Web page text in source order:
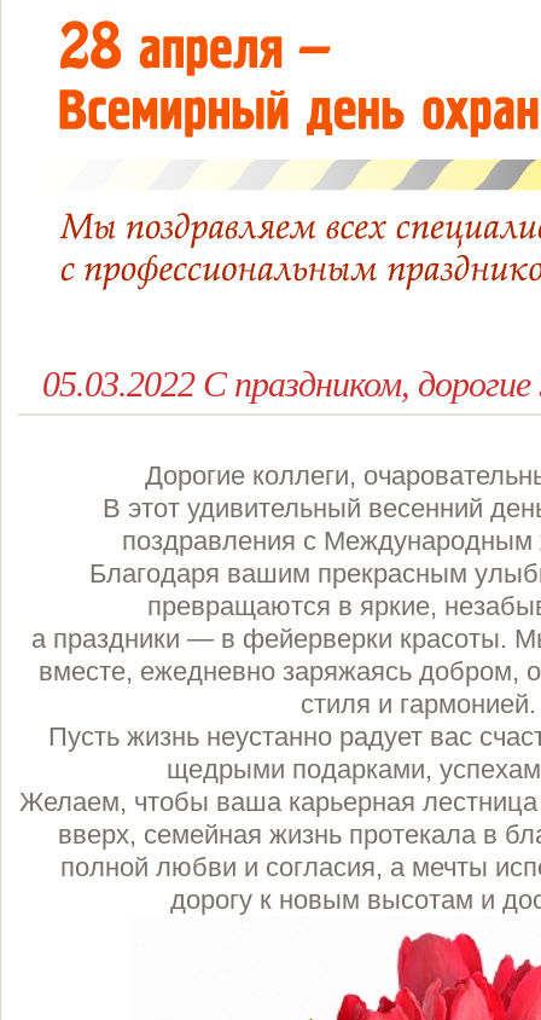
05.03.2022 С праздником,
Дорогие коллеги,
В этот удивительный весенний
поздравления с
Благодаря вашим прекрасным
превращаются в яркие,
а праздники — в фейерверки красоты.
вместе, ежедневно заряжаясь добром,
стиля и
Пусть жизнь неустанно радует вас
щедрыми подарками,
Желаем, чтобы ваша карьерная лестница
вверх, семейная жизнь протекала в
полной любви и согласия, а мечты
дорогу к новым высотам и